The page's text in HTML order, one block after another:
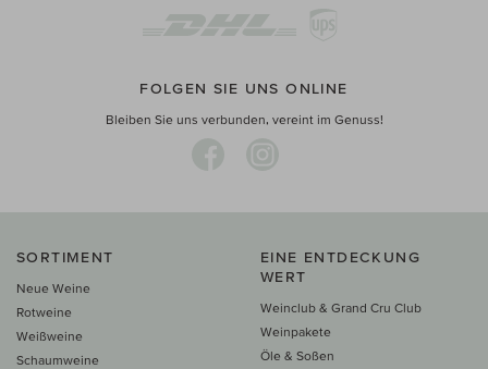
FOLGEN SIE UNS ONLINE
Bleiben Sie uns verbunden, vereint im Genuss!
SORTIMENT
Neue Weine
Rotweine
Weißweine
Schaumweine
EINE ENTDECKUNG
WERT
Weinclub & Grand Cru Club
Weinpakete
Öle & Soßen